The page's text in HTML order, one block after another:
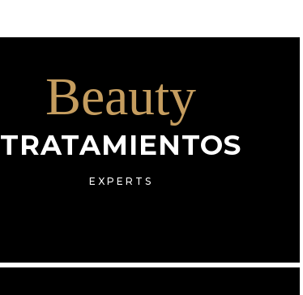
Beauty
TRATAMIENTOS
EXPERTS